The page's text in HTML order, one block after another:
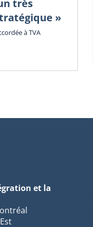
très
»
à TVA
et la